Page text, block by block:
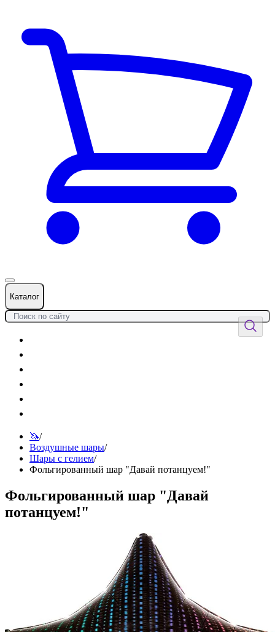
Каталог
🦄/
Воздушные шары/
Шары с гелием/
Фольгированный шар "Давай потанцуем!"
Фольгированный шар "Давай
потанцуем!"